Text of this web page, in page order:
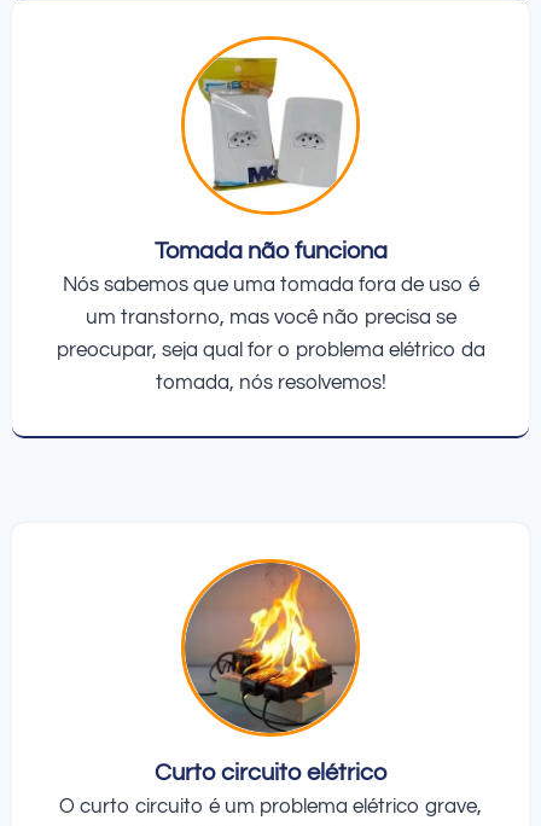
Tomada não funciona
Nós sabemos que uma tomada fora de uso é
um transtorno, mas você não precisa se
preocupar, seja qual for o problema elétrico da
tomada, nós resolvemos!
Curto circuito elétrico
O curto circuito é um problema elétrico grave,